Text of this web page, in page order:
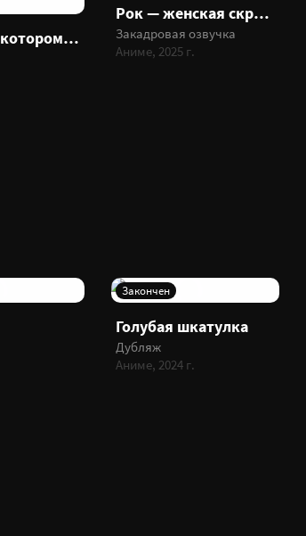
Негодник, которому не снилась сестра на прогулке
Рок — женская скромность
Закадровая озвучка
Аниме, 2025 г.
Закончен
Голубая шкатулка
Дубляж
Аниме, 2024 г.